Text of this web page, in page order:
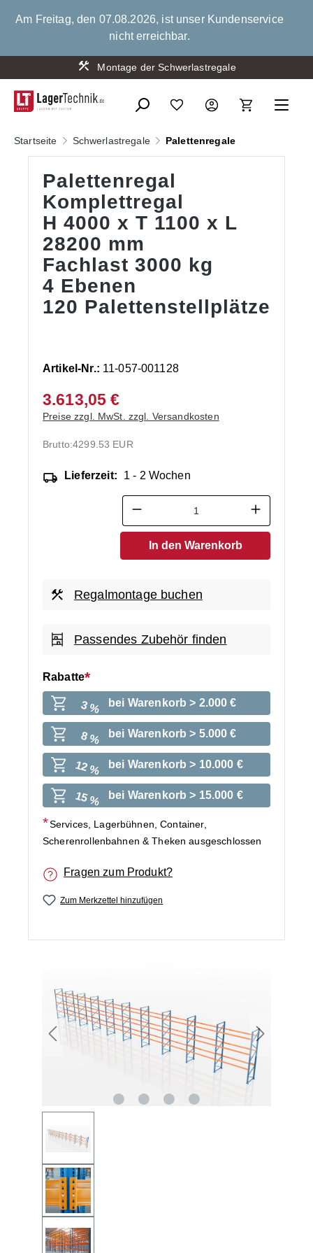
springen
Am Freitag, den 07.08.2026, ist unser Kundenservice
nicht erreichbar.
Montage der Schwerlastregale
Startseite Schwerlastregale Palettenregale
Palettenregal
Komplettregal
H 4000 x T 1100 x L
28200 mm
Fachlast 3000 kg
4 Ebenen
120 Palettenstellplätze
Artikel-Nr.: 11-057-001128
3.613,05 €
Preise zzgl. MwSt. zzgl. Versandkosten
Brutto:4299.53 EUR
Lieferzeit: 1 - 2 Wochen
Produkt Anzahl: Gib den
In den Warenkorb
Regalmontage buchen
Passendes Zubehör finden
Rabatte
3 % bei Warenkorb > 2.000 €
8 % bei Warenkorb > 5.000 €
12 % bei Warenkorb > 10.000 €
15 % bei Warenkorb > 15.000 €
Services, Lagerbühnen, Container,
Scherenrollenbahnen & Theken ausgeschlossen
Fragen zum Produkt?
Zum Merkzettel hinzufügen